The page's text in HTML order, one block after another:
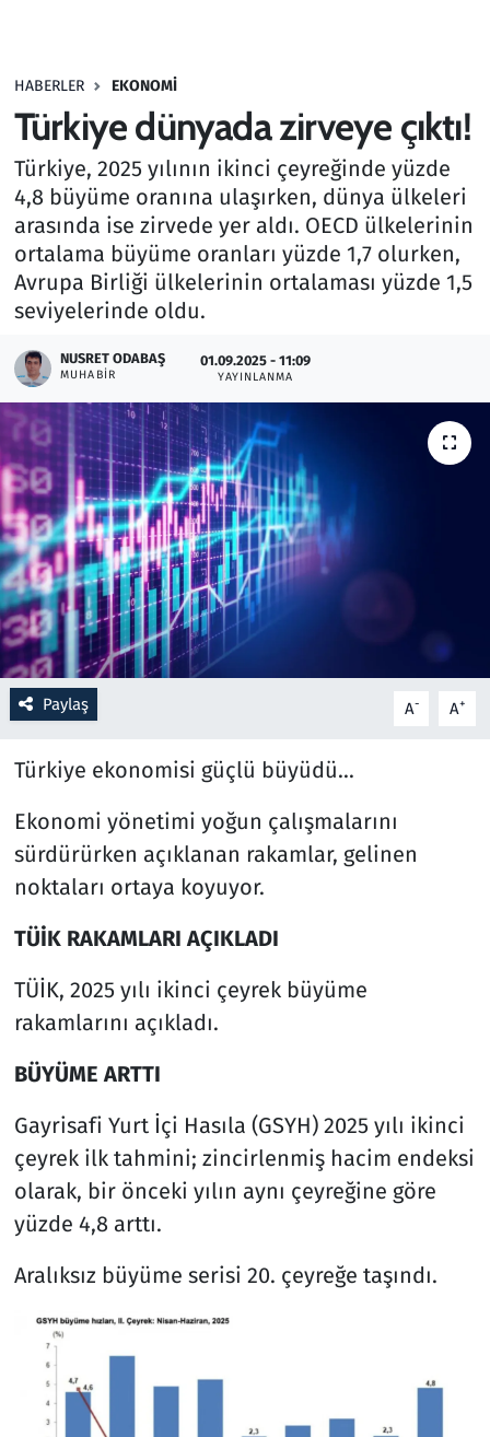
HABERLER EKONOMI
Türkiye dünyada zirveye çıktı!
Türkiye, 2025 yılının ikinci çeyreğinde yüzde
4,8 büyüme oranına ulaşırken, dünya ülkeleri
arasında ise zirvede yer aldı. OECD ülkelerinin
ortalama büyüme oranları yüzde 1,7 olurken,
Avrupa Birliği ülkelerinin ortalaması yüzde 1,5
seviyelerinde oldu.
NUSRET ODABAŞ
MUHABIR
01.09.2025 - 11:09
YAYINLANMA
Paylaş A- A+
Türkiye ekonomisi güçlü büyüdü...
Ekonomi yönetimi yoğun çalışmalarını
sürdürürken açıklanan rakamlar, gelinen
noktaları ortaya koyuyor.
TÜİK RAKAMLARI AÇIKLADI
TÜİK, 2025 yılı ikinci çeyrek büyüme
rakamlarını açıkladı.
BÜYÜME ARTTI
Gayrisafi Yurt İçi Hasıla (GSYH) 2025 yılı ikinci
çeyrek ilk tahmini; zincirlenmiş hacim endeksi
olarak, bir önceki yılın aynı çeyreğine göre
yüzde 4,8 arttı.
Aralıksız büyüme serisi 20. çeyreğe taşındı.
Haber
Kültür Sanat
Kurumsal Haberler
Lezzet Durağı
Memur ve Kamu
Otomobil
Oyun
Ramazan
Resmi İlanlar
Rüya Tabirleri
Sağlık
Savunma Sanayi
Seçim 2023
Spor
Teknoloji ve Bilim
Televizyon